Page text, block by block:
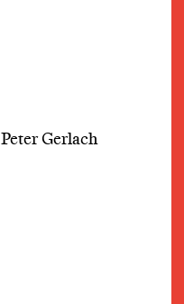
Peter Gerlach